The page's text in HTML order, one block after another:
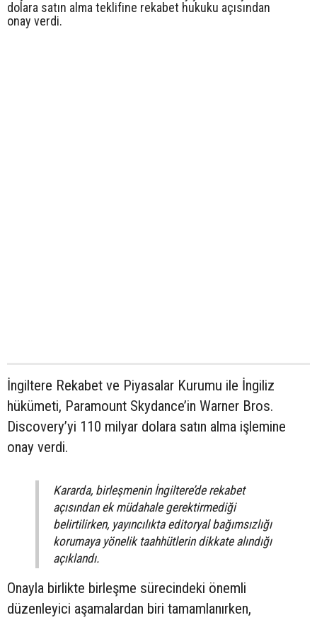
dolara satın alma teklifine rekabet hukuku açısından
onay verdi.
İngiltere Rekabet ve Piyasalar Kurumu ile İngiliz
hükümeti, Paramount Skydance’in Warner Bros.
Discovery’yi 110 milyar dolara satın alma işlemine
onay verdi.
Kararda, birleşmenin İngiltere’de rekabet
açısından ek müdahale gerektirmediği
belirtilirken, yayıncılıkta editoryal bağımsızlığı
korumaya yönelik taahhütlerin dikkate alındığı
açıklandı.
Onayla birlikte birleşme sürecindeki önemli
düzenleyici aşamalardan biri tamamlanırken,